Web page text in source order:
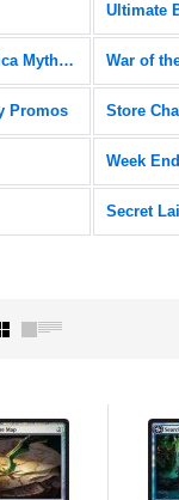
Ultimate
Guilds of Ravnica Mythic Edition
Promos Store
Week End